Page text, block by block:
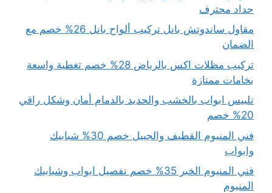
حداد محترف
مقاول ساندوتش بانل تركيب ألواح بانل 26% خصم مع
الضمان
تركيب مظلات اكس بالرياض 28% خصم تغطية واسعة
بخامات ممتازة
تلبيس ابواب بالخشب والحديد بالدمام أمان وشكل راقي
20% خصم
فني المنيوم القطيف والجبيل خصم 30% شبابيك
وابواب
فني المنيوم الخبر 35% خصم تفصيل ابواب وشبابيك
المنيوم